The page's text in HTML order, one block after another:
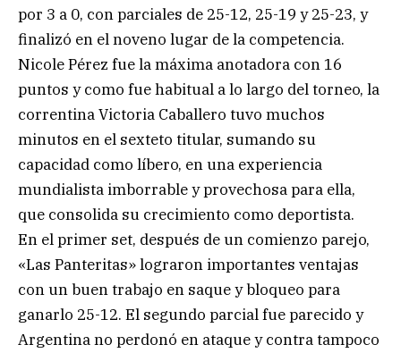
por 3 a 0, con parciales de 25-12, 25-19 y 25-23, y
finalizó en el noveno lugar de la competencia.
Nicole Pérez fue la máxima anotadora con 16
puntos y como fue habitual a lo largo del torneo, la
correntina Victoria Caballero tuvo muchos
minutos en el sexteto titular, sumando su
capacidad como líbero, en una experiencia
mundialista imborrable y provechosa para ella,
que consolida su crecimiento como deportista.
En el primer set, después de un comienzo parejo,
«Las Panteritas» lograron importantes ventajas
con un buen trabajo en saque y bloqueo para
ganarlo 25-12. El segundo parcial fue parecido y
Argentina no perdonó en ataque y contra tampoco